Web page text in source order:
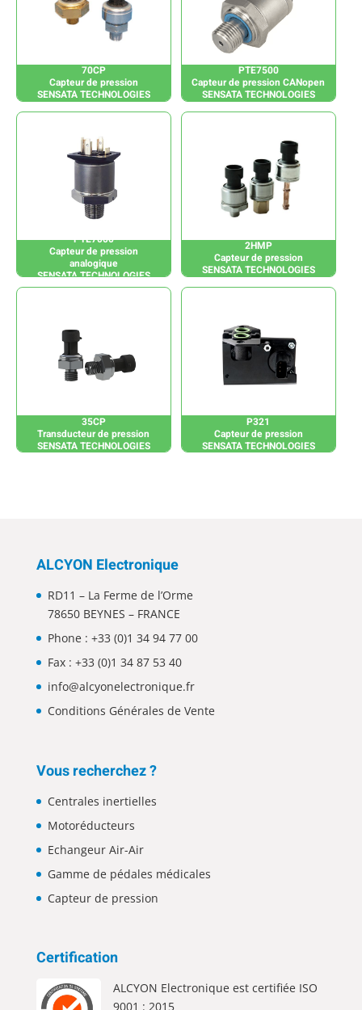
70CP
Capteur de pression
SENSATA TECHNOLOGIES
PTE7500
Capteur de pression CANopen
SENSATA TECHNOLOGIES
PTE7000
Capteur de pression
analogique
SENSATA TECHNOLOGIES
2HMP
Capteur de pression
SENSATA TECHNOLOGIES
35CP
Transducteur de pression
SENSATA TECHNOLOGIES
P321
Capteur de pression
SENSATA TECHNOLOGIES
ALCYON Electronique
RD11 – La Ferme de l’Orme
78650 BEYNES – FRANCE
Phone : +33 (0)1 34 94 77 00
Fax : +33 (0)1 34 87 53 40
info@alcyonelectronique.fr
Conditions Générales de Vente
Vous recherchez ?
Centrales inertielles
Motoréducteurs
Echangeur Air-Air
Gamme de pédales médicales
Capteur de pression
Certification
ALCYON Electronique est certifiée ISO
9001 : 2015